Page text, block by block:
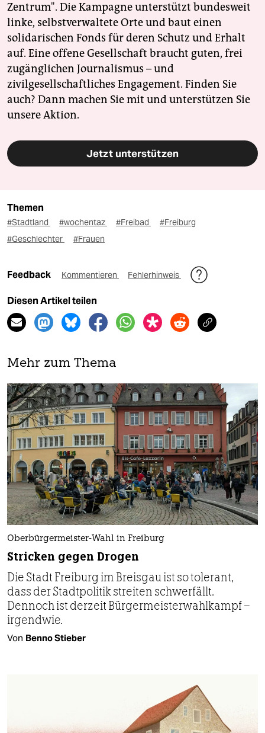
Zentrum". Die Kampagne unterstützt bundesweit
linke, selbstverwaltete Orte und baut einen
solidarischen Fonds für deren Schutz und Erhalt
auf. Eine offene Gesellschaft braucht guten, frei
zugänglichen Journalismus – und
zivilgesellschaftliches Engagement. Finden Sie
auch? Dann machen Sie mit und unterstützen Sie
unsere Aktion.
Jetzt unterstützen
Themen
#Stadtland #wochentaz #Freibad
#Freiburg
#Geschlechter
#Frauen
Feedback Kommentieren Fehlerhinweis
Diesen Artikel teilen
Mehr zum Thema
Oberbürgermeister-Wahl in Freiburg
Stricken gegen Drogen
Die Stadt Freiburg im Breisgau ist so tolerant,
dass der Stadtpolitik streiten schwerfällt.
Dennoch ist derzeit Bürgermeisterwahlkampf –
irgendwie.
Von Benno Stieber